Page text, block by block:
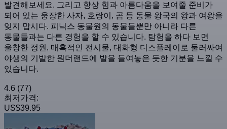
발견해보세요. 그리고 항상 힘과 아름다움을 보여줄 준비가
되어 있는 웅장한 사자, 호랑이, 곰 등 동물 왕국의 왕과 여왕을
잊지 맙시다. 피닉스 동물원의 동물들뿐만 아니라 다른
동물들과는 다른 경험을 할 수 있습니다. 탐험을 하다 보면
울창한 정원, 매혹적인 전시물, 대화형 디스플레이로 둘러싸여
야생의 기발한 원더랜드에 발을 들여놓은 듯한 기분을 느낄 수
있습니다.
4.6 (77)
최저가격:
US$39.95